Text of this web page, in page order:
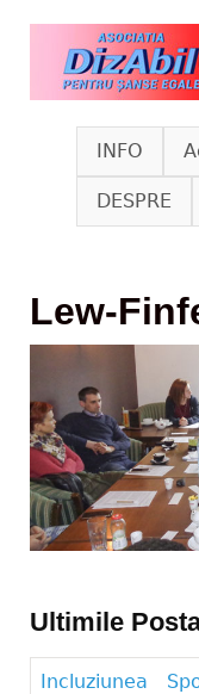
Skip
www.dizabil.eu
INFO
DESPRE
Lew-
Ultimile
Incluziunea